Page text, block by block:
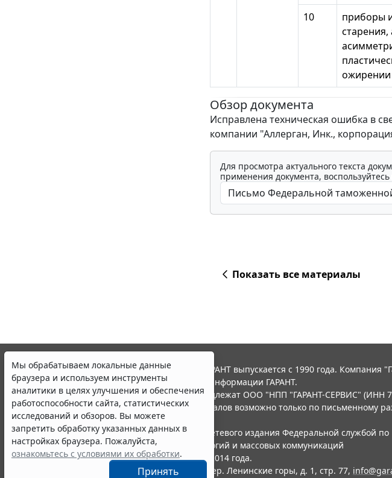
10
приборы
ожирении
Обзор документа
Исправлена техническая ошибка в
компании "Аллерган, Инк.,
Для просмотра актуального текста
применения документа,
Показать все материалы
Мы обрабатываем локальные данные
браузера и используем инструменты
аналитики в целях улучшения и обеспечения
работоспособности сайта, статистических
исследований и обзоров. Вы можете
запретить обработку указанных данных в
настройках браузера. Пожалуйста,
ознакомьтесь с условиями их обработки.
Принять
© ООО "НПП "ГАРАНТ-СЕРВИС", 2026. Система ГАРАНТ выпускается с 1990 года. Компания
участниками Российской ассоциации правовой информации ГАРАНТ.
Все права на материалы сайта ГАРАНТ.РУ принадлежат ООО "НПП "ГАРАНТ-СЕРВИС" (ИНН
Полное или частичное воспроизведение материалов возможно только по письменному
Правила использования портала.
Портал ГАРАНТ.РУ зарегистрирован в качестве сетевого издания Федеральной службой по
надзору в сфере связи,информационных технологий и массовых коммуникаций
(Роскомнадзором), Эл № ФС77-58365 от 18 июня 2014 года.
ООО "НПП "ГАРАНТ-СЕРВИС", 119234, г. Москва, тер. Ленинские горы, д. 1, стр. 77,